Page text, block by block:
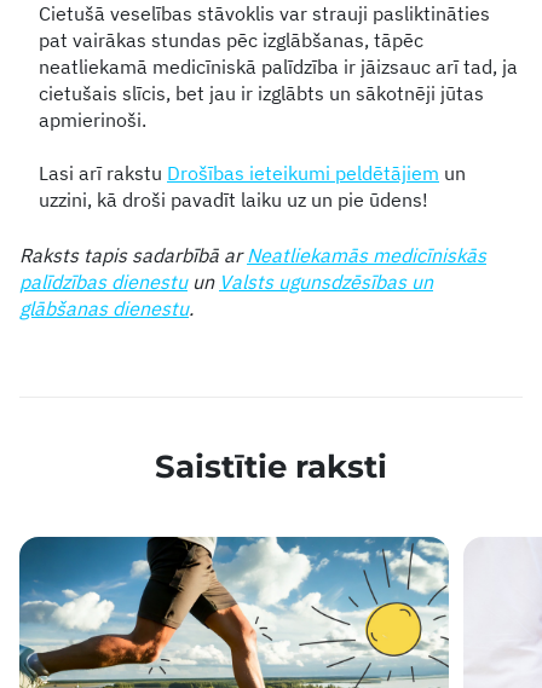
Cietušā veselības stāvoklis var strauji pasliktināties
pat vairākas stundas pēc izglābšanas, tāpēc
neatliekamā medicīniskā palīdzība ir jāizsauc arī tad, ja
cietušais slīcis, bet jau ir izglābts un sākotnēji jūtas
apmierinoši.
Lasi arī rakstu Drošības ieteikumi peldētājiem un
uzzini, kā droši pavadīt laiku uz un pie ūdens!
Raksts tapis sadarbībā arNeatliekamās medicīniskās
palīdzības dienestuun Valsts ugunsdzēsības un
glābšanas dienestu.
Saistītie raksti